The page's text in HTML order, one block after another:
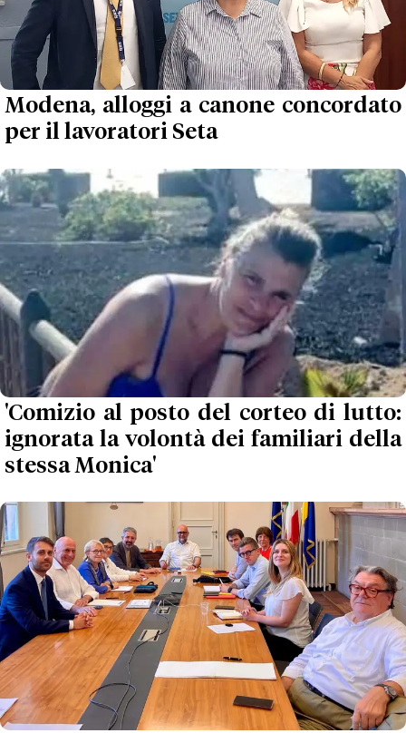
Modena, alloggi a canone concordato
per il lavoratori Seta
'Comizio al posto del corteo di lutto:
ignorata la volontà dei familiari della
stessa Monica'